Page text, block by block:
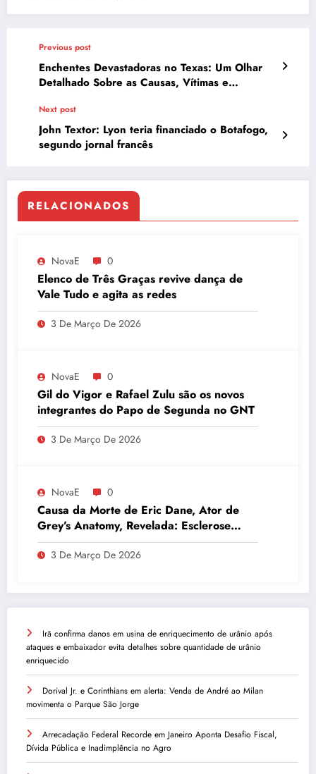
Previous post
Enchentes Devastadoras no Texas: Um Olhar
Detalhado Sobre as Causas, Vítimas e
Next post
John Textor: Lyon teria financiado o Botafogo,
segundo jornal francês
RELACIONADOS
NovaE 0
Elenco de Três Graças revive dança de
Vale Tudo e agita as redes
3 De Março De 2026
NovaE 0
Gil do Vigor e Rafael Zulu são os novos
integrantes do Papo de Segunda no GNT
3 De Março De 2026
NovaE 0
Causa da Morte de Eric Dane, Ator de
Grey’s Anatomy, Revelada: Esclerose
Lateral Amiotrófica
3 De Março De 2026
Irã confirma danos em usina de enriquecimento de urânio após
ataques e embaixador evita detalhes sobre quantidade de urânio
enriquecido
Dorival Jr. e Corinthians em alerta: Venda de André ao Milan
movimenta o Parque São Jorge
Arrecadação Federal Recorde em Janeiro Aponta Desafio Fiscal,
Dívida Pública e Inadimplência no Agro